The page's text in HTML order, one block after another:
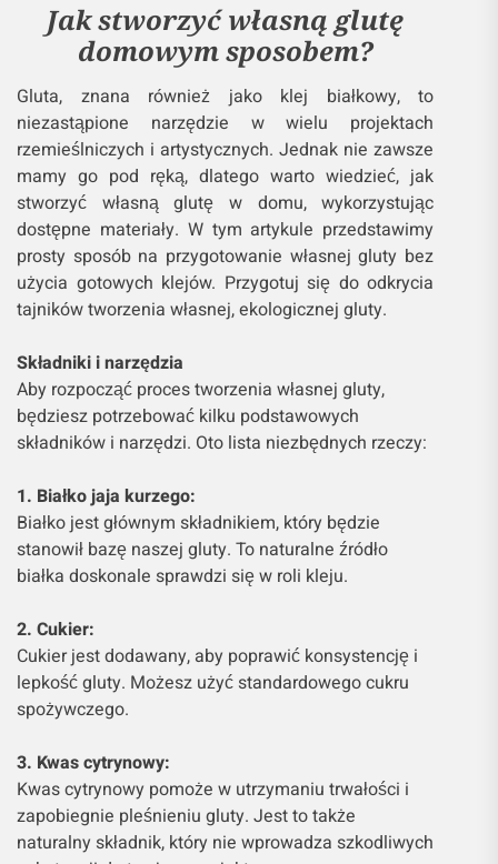
Jak stworzyć własną glutę
domowym sposobem?
Gluta, znana również jako klej białkowy, to
niezastąpione narzędzie w wielu projektach
rzemieślniczych i artystycznych. Jednak nie zawsze
mamy go pod ręką, dlatego warto wiedzieć, jak
stworzyć własną glutę w domu, wykorzystując
dostępne materiały. W tym artykule przedstawimy
prosty sposób na przygotowanie własnej gluty bez
użycia gotowych klejów. Przygotuj się do odkrycia
tajników tworzenia własnej, ekologicznej gluty.
Składniki i narzędzia
Aby rozpocząć proces tworzenia własnej gluty,
będziesz potrzebować kilku podstawowych
składników i narzędzi. Oto lista niezbędnych rzeczy:
1. Białko jaja kurzego:
Białko jest głównym składnikiem, który będzie
stanowił bazę naszej gluty. To naturalne źródło
białka doskonale sprawdzi się w roli kleju.
2. Cukier:
Cukier jest dodawany, aby poprawić konsystencję i
lepkość gluty. Możesz użyć standardowego cukru
spożywczego.
3. Kwas cytrynowy:
Kwas cytrynowy pomoże w utrzymaniu trwałości i
zapobiegnie pleśnieniu gluty. Jest to także
naturalny składnik, który nie wprowadza szkodliwych